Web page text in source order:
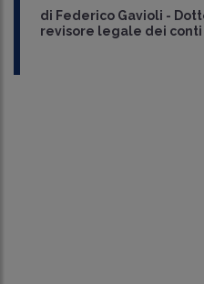
di Federico Gavioli -
revisore legale dei